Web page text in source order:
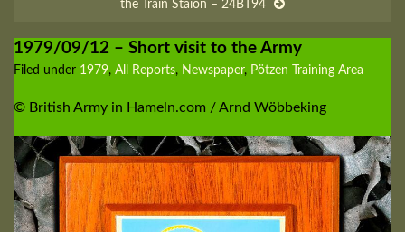
the Train Staion – 24BT94
1979/09/12 – Short visit to the Army
Filed under 1979, All Reports, Newspaper, Pötzen Training Area
© British Army in Hameln.com / Arnd Wöbbeking